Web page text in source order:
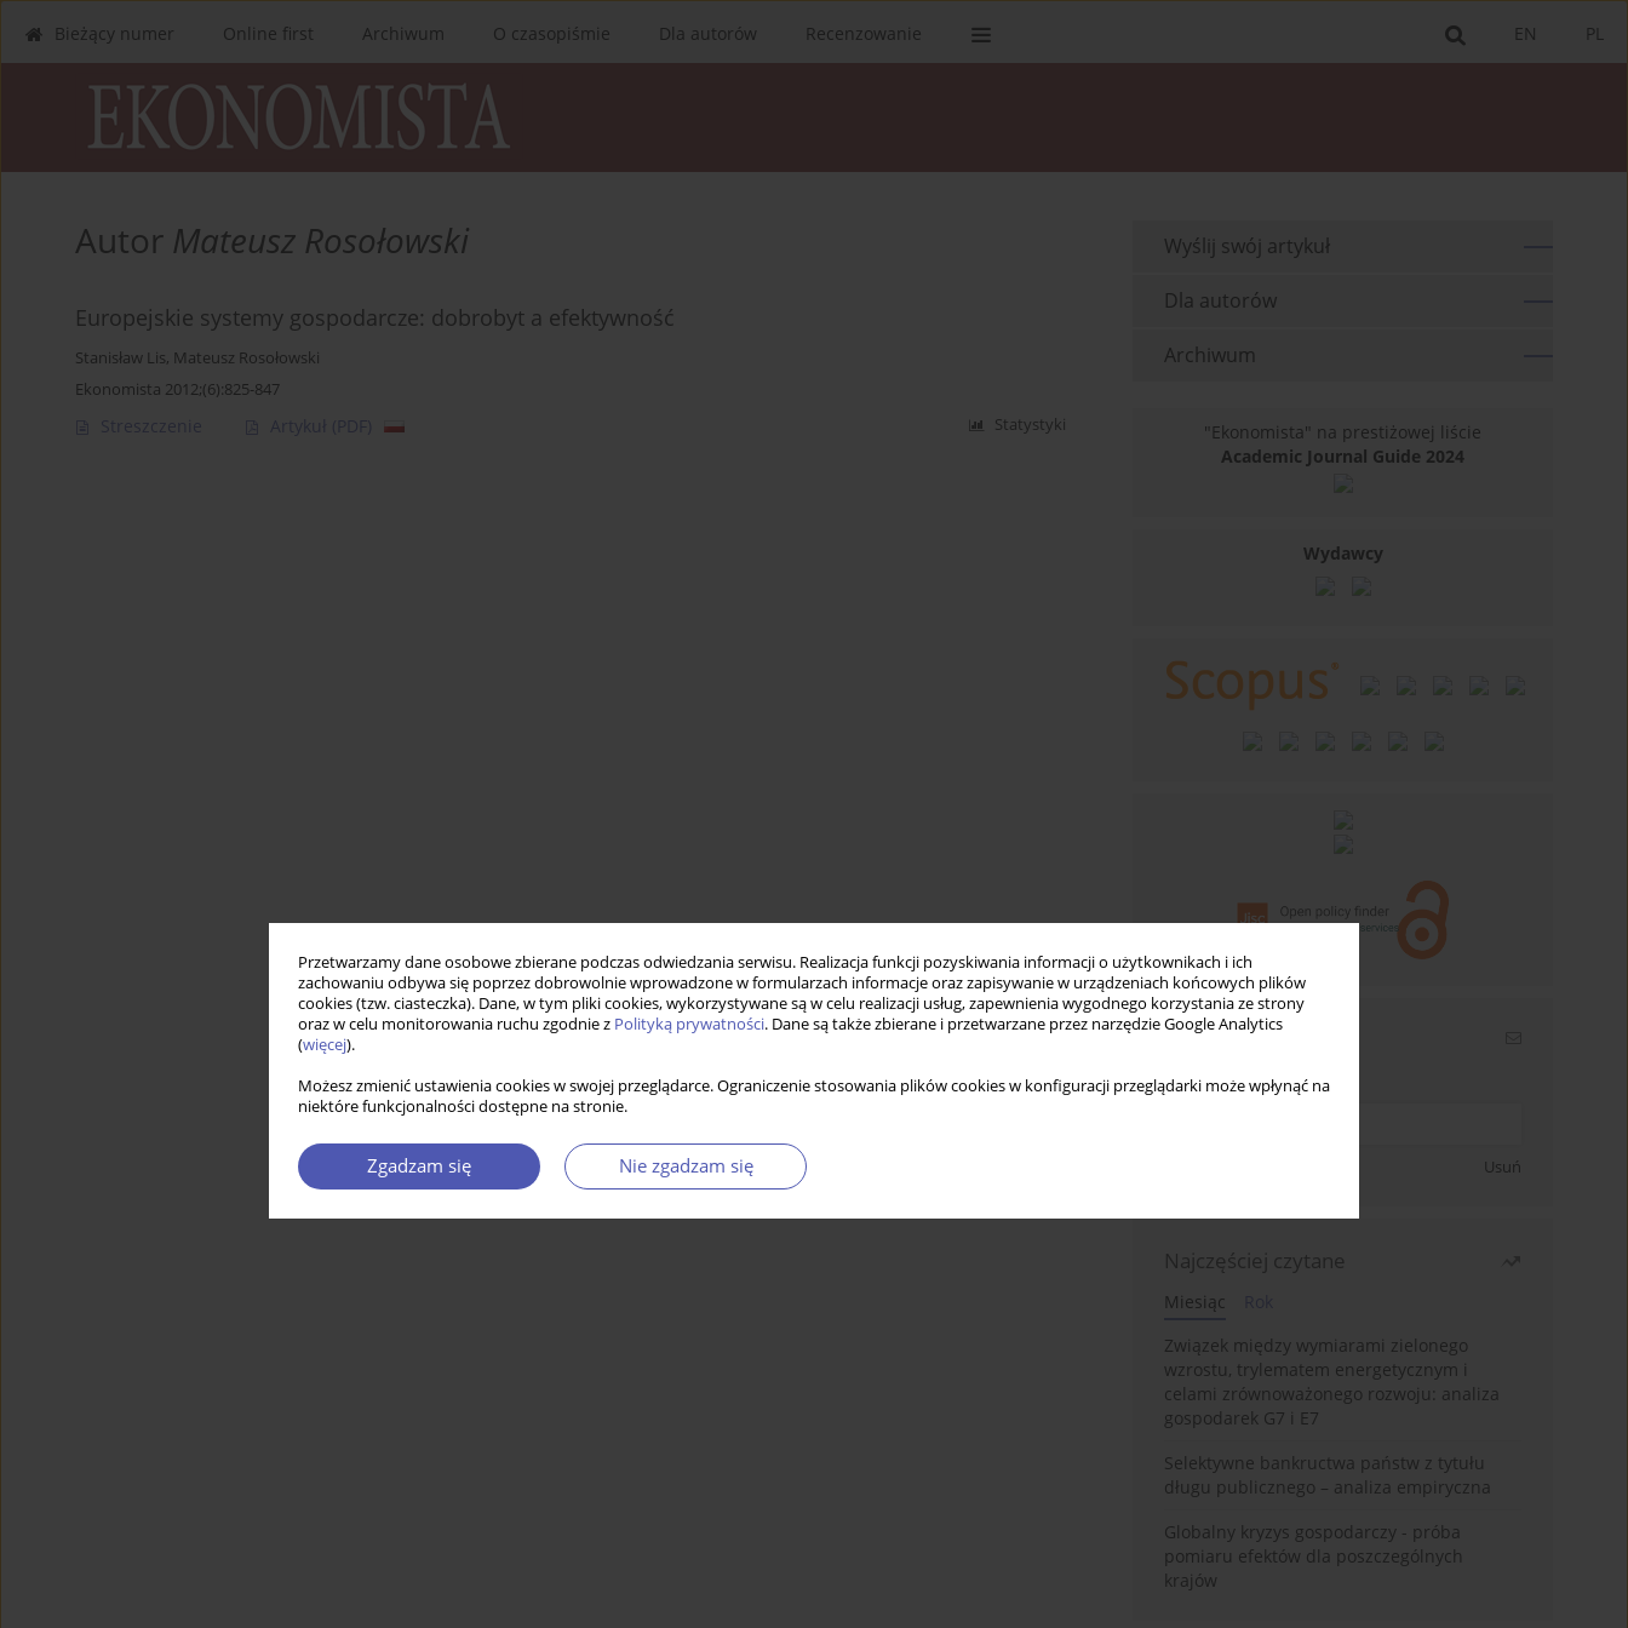
Przetwarzamy dane osobowe zbierane podczas odwiedzania serwisu. Realizacja funkcji pozyskiwania informacji o użytkownikach i ich
zachowaniu odbywa się poprzez dobrowolnie wprowadzone w formularzach informacje oraz zapisywanie w urządzeniach końcowych plików
cookies (tzw. ciasteczka). Dane, w tym pliki cookies, wykorzystywane są w celu realizacji usług, zapewnienia wygodnego korzystania ze strony
oraz w celu monitorowania ruchu zgodnie z Polityką prywatności. Dane są także zbierane i przetwarzane przez narzędzie Google Analytics
(więcej).
Możesz zmienić ustawienia cookies w swojej przeglądarce. Ograniczenie stosowania plików cookies w konfiguracji przeglądarki może wpłynąć na
niektóre funkcjonalności dostępne na stronie.
Zgadzam się Nie zgadzam się
PL
EN
Bieżący numer Online first Archiwum O czasopiśmie Dla autorów Recenzowanie
Autor Mateusz Rosołowski
Europejskie systemy gospodarcze: dobrobyt a efektywność
Stanisław Lis, Mateusz Rosołowski
Ekonomista 2012;(6):825-847
Streszczenie Artykuł (PDF) Statystyki
Wyślij swój artykuł
Dla autorów
Archiwum
"Ekonomista" na prestiżowej liście
Academic Journal Guide 2024
Wydawcy
Newsletter
Wpisz swój adres email
Usuń
Najczęściej czytane
Miesiąc
Związek między wymiarami zielonego
wzrostu, trylematem energetycznym i
celami zrównoważonego rozwoju: analiza
gospodarek G7 i E7
Selektywne bankructwa państw z tytułu
długu publicznego – analiza empiryczna
Globalny kryzys gospodarczy - próba
pomiaru efektów dla poszczególnych
krajów